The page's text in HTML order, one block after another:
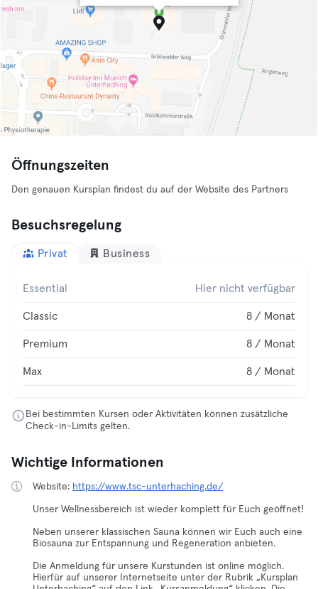
Öffnungszeiten
Den genauen Kursplan findest du auf der Website des Partners
Besuchsregelung
Privat Business
Essential Hier nicht verfügbar
Classic 8 / Monat
Premium 8 / Monat
Max 8 / Monat
Bei bestimmten Kursen oder Aktivitäten können zusätzliche
Check-in-Limits gelten.
Wichtige Informationen
Website: https://www.tsc-unterhaching.de/
Unser Wellnessbereich ist wieder komplett für Euch geöffnet!
Neben unserer klassischen Sauna können wir Euch auch eine
Biosauna zur Entspannung und Regeneration anbieten.
Die Anmeldung für unsere Kurstunden ist online möglich.
Hierfür auf unserer Internetseite unter der Rubrik „Kursplan